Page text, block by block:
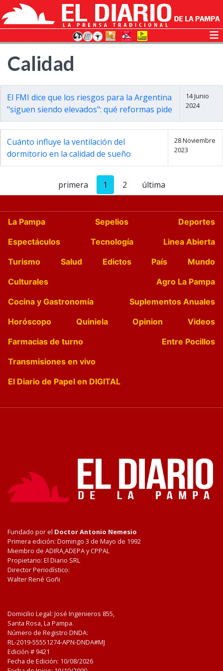
Calidad
El FMI dice que los riesgos para la Argentina
"siguen siendo elevados": qué reformas pide
14 Junio
2024
Cuánto influye la ventilación del
dormitorio en la calidad de sueño
28 Noviembre
2023
primera 1 2 última
La Pampa Sepelios
Deportes
Espectáculos
Tecnología
Linea Abierta
Turismo
Salud Edictos País
Mundo
Culturales
Agro La Pampa
Cocina y Gastronomía
Suplementos Anuales
Horóscopo
Quiniela Opinion
Videos
Farmacias de turno
Entre Pocillos
Transmisiones en vivo
El Diario de Papel en DIGITAL
Fundado por el Doctor Antonio Nemesio
Primera edición: Domingo 3 de Mayo de 1992
Miembro de ADIRA,ADEPA y CPPAL
Propietario: El Diario SRL
Director Periodístico:
Walter René Goñi
Domicilio Legal: José Ingenieros 855,
Santa Rosa, La Pampa.
Número de Registro DNDA:
RL-2019-55551274-APN-DNDA#MJ
Edición # 9421
Fecha de Edición: 10/08/2026